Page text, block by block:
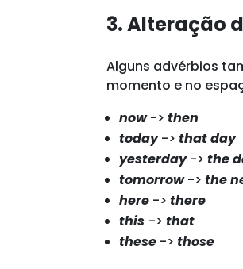
3. Alteração
Alguns advérbios
momento e no
now->then
today->that day
yesterday->the
tomorrow->the
here ->there
this ->that
these ->those